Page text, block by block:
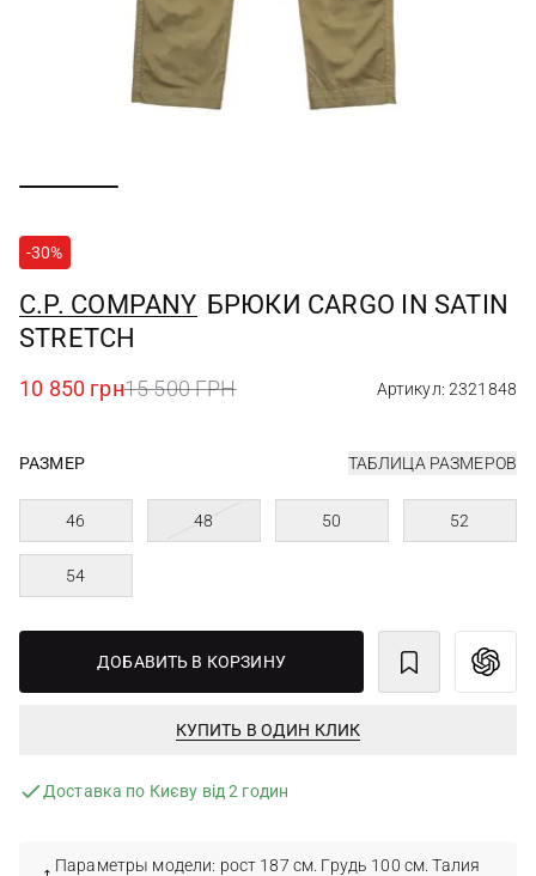
-30%
C.P. COMPANY БРЮКИ CARGO IN SATIN
STRETCH
10 850 грн15 500 ГРН Артикул: 2321848
РАЗМЕР ТАБЛИЦА РАЗМЕРОВ
46 48 50 52
54
ДОБАВИТЬ В КОРЗИНУ
КУПИТЬ В ОДИН КЛИК
Доставка по Києву від 2 годин
Параметры модели: рост 187 см. Грудь 100 см. Талия